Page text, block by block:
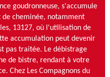
goudronneuse, s'accumule
de cheminée, notamment
13127, où l'utilisation de
accumulation peut devenir
pas traitée. Le débistrage
de bistre, rendant à votre
Chez Les Compagnons du